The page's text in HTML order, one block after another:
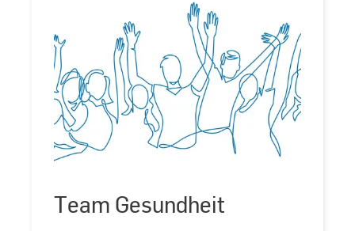
©
samuii/stock.adobe.com
Team Gesundheit
Team
Gesundheit